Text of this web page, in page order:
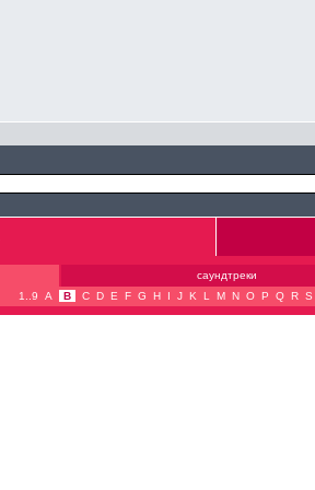
саундтреки
1..9
A B C D E F G H I J K L M N O P Q R S